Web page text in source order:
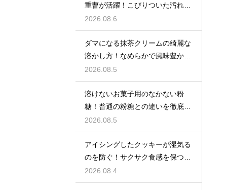
重曹が活躍！こびりついた汚れを
綺麗に落としてピカピカにする技
2026.08.6
ダマになる抹茶クリームの綺麗な
溶かし方！なめらかで風味豊かな
クリームを作る
2026.08.5
溶けないお菓子用のなかない粉
糖！普通の粉糖との違いを徹底解
説
2026.08.5
アイシングしたクッキーが湿気る
のを防ぐ！サクサク食感を保つ裏
技
2026.08.4